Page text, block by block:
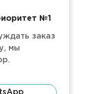
№1
заказ
мы